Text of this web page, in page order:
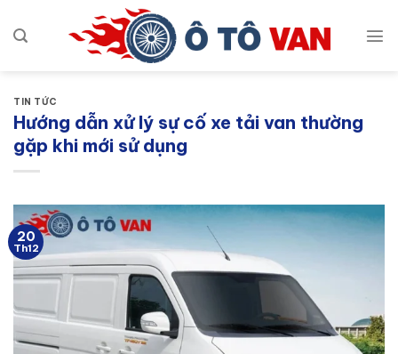
qua
TIN TỨC
Hướng dẫn xử lý sự cố xe tải van thường
gặp khi mới sử dụng
20
Th12